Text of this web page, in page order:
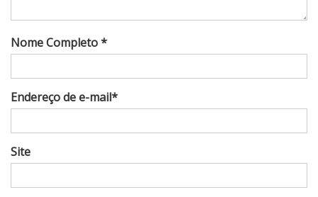
Nome Completo *
Endereço de e-mail*
Site